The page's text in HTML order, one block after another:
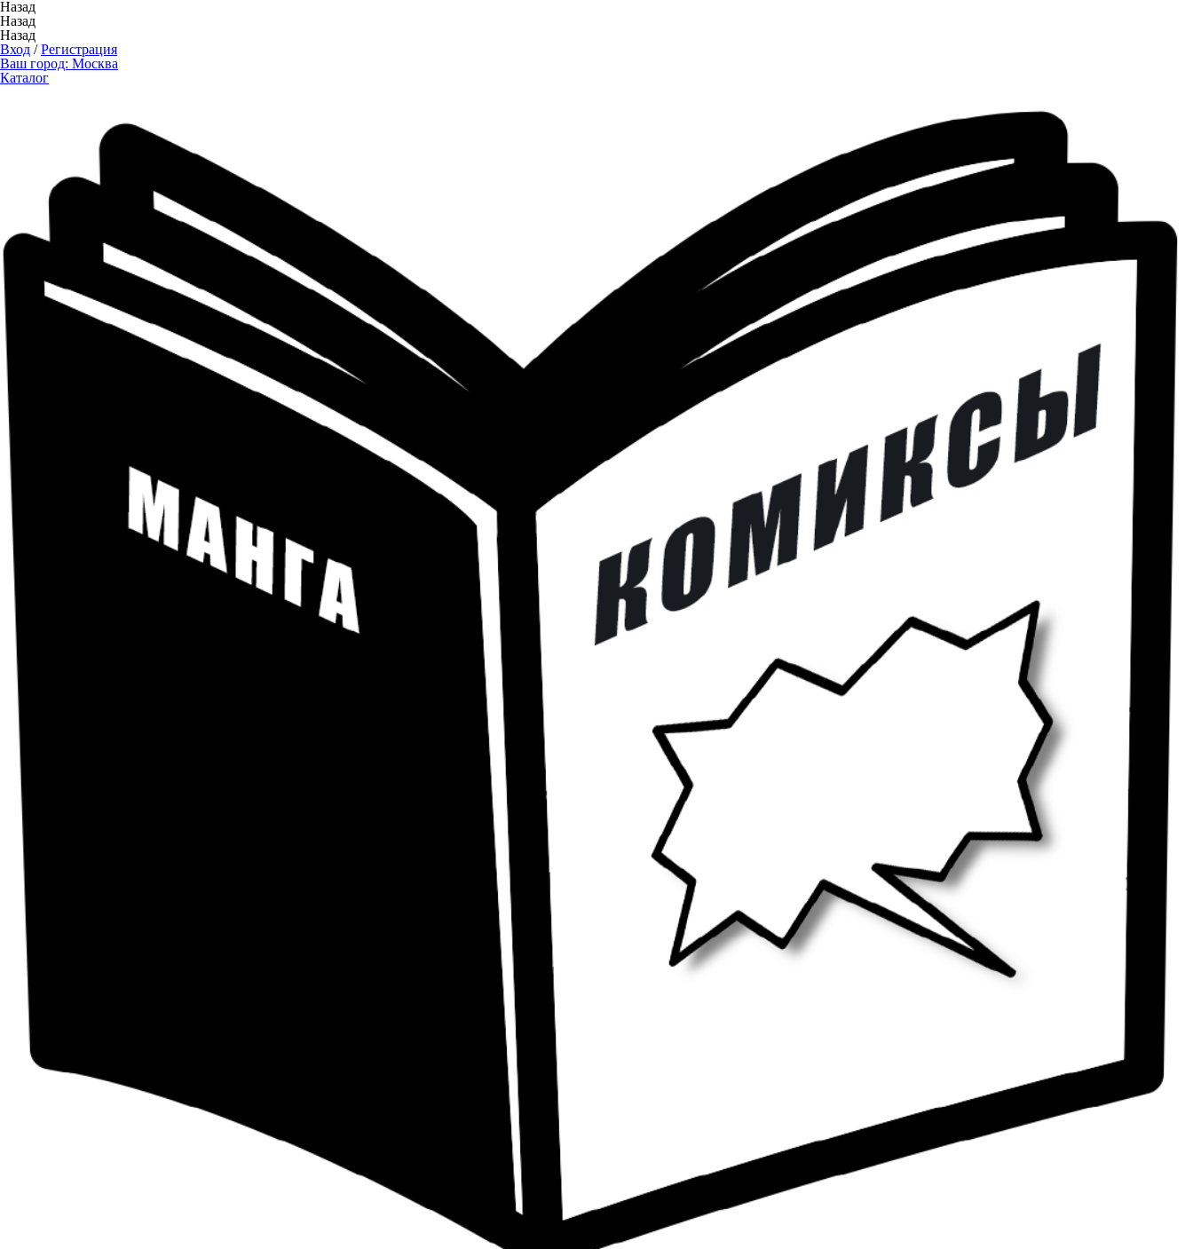
Назад
Назад
Назад
Вход /Регистрация
Ваш город: Москва
Каталог